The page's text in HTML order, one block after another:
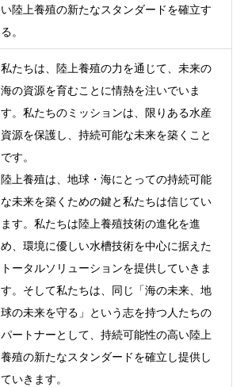
い陸上養殖の新たなスタンダードを確立す
る。
私たちは、陸上養殖の力を通じて、未来の
海の資源を育むことに情熱を注いでいま
す。私たちのミッションは、限りある水産
資源を保護し、持続可能な未来を築くこと
です。
陸上養殖は、地球・海にとっての持続可能
な未来を築くための鍵と私たちは信じてい
ます。私たちは陸上養殖技術の進化を進
め、環境に優しい水槽技術を中心に据えた
トータルソリューションを提供していきま
す。そして私たちは、同じ「海の未来、地
球の未来を守る」という志を持つ人たちの
パートナーとして、持続可能性の高い陸上
養殖の新たなスタンダードを確立し提供し
ていきます。